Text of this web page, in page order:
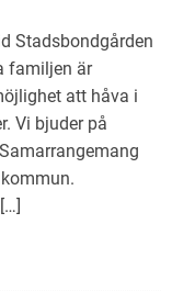
Stadsbondgården
familjen är
att håva i
Vi bjuder på